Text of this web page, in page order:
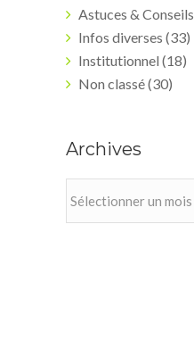
Astuces & Conseils
Infos diverses (33)
Institutionnel (18)
Non classé(30)
Archives